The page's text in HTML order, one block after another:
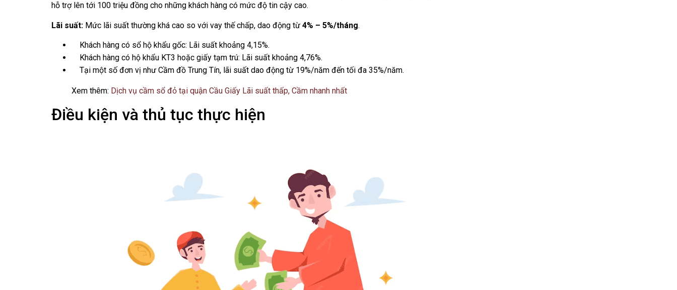
hỗ trợ lên tới 100 triệu đồng cho những khách hàng có mức độ tin cậy cao.
Lãi suất: Mức lãi suất thường khá cao so với vay thế chấp, dao động từ 4% – 5%/tháng.
Khách hàng có sổ hộ khẩu gốc: Lãi suất khoảng 4,15%.
Khách hàng có hộ khẩu KT3 hoặc giấy tạm trú: Lãi suất khoảng 4,76%.
Tại một số đơn vị như Cầm đồ Trung Tín, lãi suất dao động từ 19%/năm đến tối đa 35%/năm.
Xem thêm: Dịch vụ cầm sổ đỏ tại quận Cầu Giấy Lãi suất thấp, Cầm nhanh nhất
Điều kiện và thủ tục thực hiện